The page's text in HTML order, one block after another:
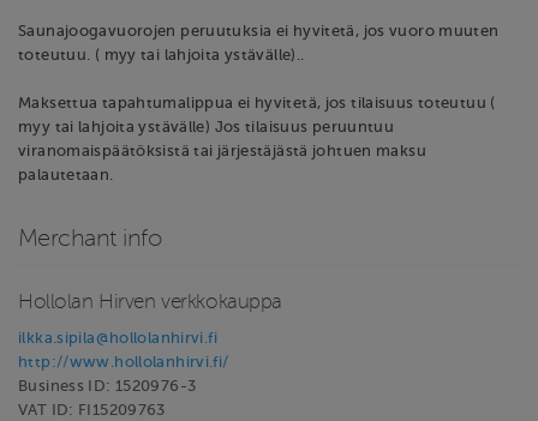
Saunajoogavuorojen peruutuksia ei hyvitetä, jos vuoro muuten
toteutuu. ( myy tai lahjoita ystävälle)..
Maksettua tapahtumalippua ei hyvitetä, jos tilaisuus toteutuu (
myy tai lahjoita ystävälle) Jos tilaisuus peruuntuu
viranomaispäätöksistä tai järjestäjästä johtuen maksu
palautetaan.
Merchant info
Hollolan Hirven verkkokauppa
ilkka.sipila@hollolanhirvi.fi
http://www.hollolanhirvi.fi/
Business ID: 1520976-3
VAT ID: FI15209763